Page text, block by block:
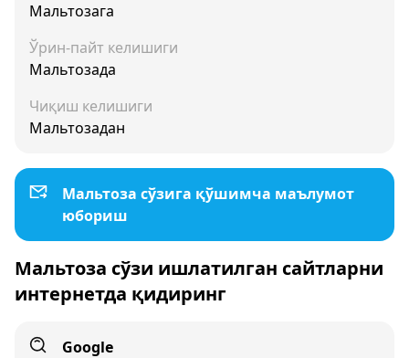
Мальтозага
Ўрин-пайт келишиги
Мальтозада
Чиқиш келишиги
Мальтозадан
Мальтоза сўзига қўшимча маълумот
юбориш
Мальтоза сўзи ишлатилган сайтларни
интернетда қидиринг
Google